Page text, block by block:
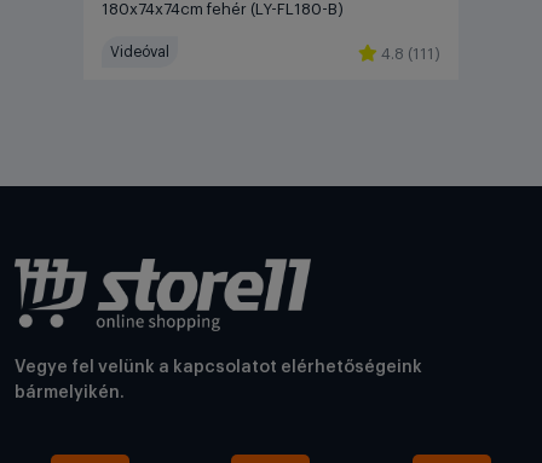
180x74x74cm fehér (LY-FL180-B)
Videóval 4.8 (111)
Vegye fel velünk a kapcsolatot elérhetőségeink
bármelyikén.